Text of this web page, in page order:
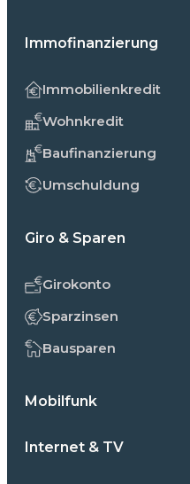
Immofinanzierung
Immobilienkredit
Wohnkredit
Baufinanzierung
Umschuldung
Giro & Sparen
Girokonto
Sparzinsen
Bausparen
Mobilfunk
Internet & TV